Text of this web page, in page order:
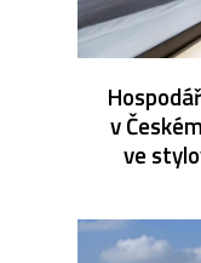
v
ve